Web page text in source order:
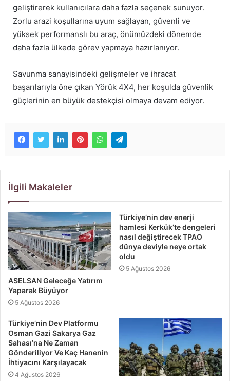
geliştirerek kullanıcılara daha fazla seçenek sunuyor.
Zorlu arazi koşullarına uyum sağlayan, güvenli ve
yüksek performanslı bu araç, önümüzdeki dönemde
daha fazla ülkede görev yapmaya hazırlanıyor.
Savunma sanayisindeki gelişmeler ve ihracat
başarılarıyla öne çıkan Yörük 4X4, her koşulda güvenlik
güçlerinin en büyük destekçisi olmaya devam ediyor.
İlgili Makaleler
ASELSAN Geleceğe Yatırım
Yaparak Büyüyor
5 Ağustos 2026
Türkiye’nin dev enerji
hamlesi Kerkük’te dengeleri
nasıl değiştirecek TPAO
dünya deviyle neye ortak
oldu
5 Ağustos 2026
Türkiye’nin Dev Platformu
Osman Gazi Sakarya Gaz
Sahası’na Ne Zaman
Gönderiliyor Ve Kaç Hanenin
İhtiyacını Karşılayacak
4 Ağustos 2026